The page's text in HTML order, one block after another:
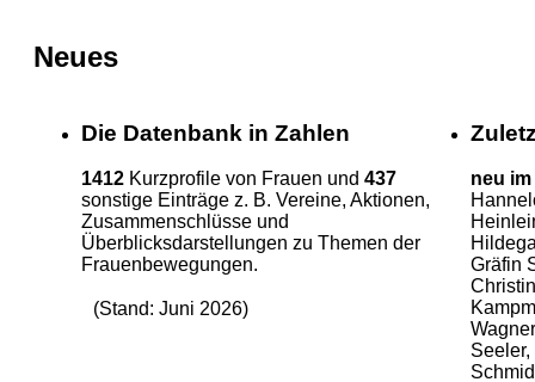
Neues
Die Datenbank in Zahlen
1412 Kurzprofile von Frauen und 437
sonstige Einträge z. B. Vereine, Aktionen,
Zusammenschlüsse und
Überblicksdarstellungen zu Themen der
Frauenbewegungen.
(Stand: Juni 2026)
neu
Gräfin